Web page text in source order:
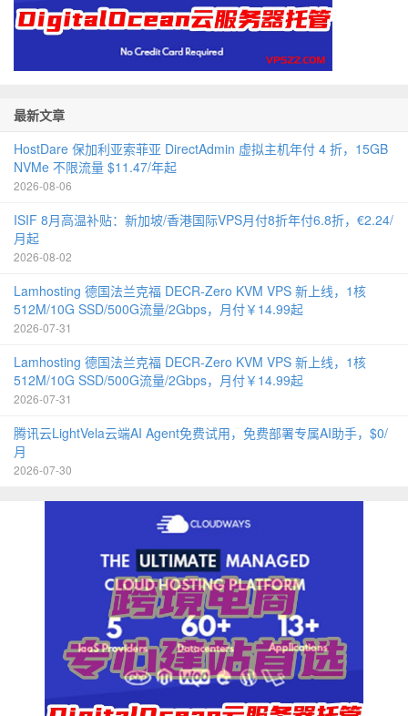
最新文章
HostDare 保加利亚索菲亚 DirectAdmin 虚拟主机年付 4 折，15GB
NVMe 不限流量 $11.47/年起
2026-08-06
ISIF 8月高温补贴：新加坡/香港国际VPS月付8折年付6.8折，€2.24/
月起
2026-08-02
Lamhosting 德国法兰克福 DECR-Zero KVM VPS 新上线，1核
512M/10G SSD/500G流量/2Gbps，月付￥14.99起
2026-07-31
Lamhosting 德国法兰克福 DECR-Zero KVM VPS 新上线，1核
512M/10G SSD/500G流量/2Gbps，月付￥14.99起
2026-07-31
腾讯云LightVela云端AI Agent免费试用，免费部署专属AI助手，$0/
月
2026-07-30